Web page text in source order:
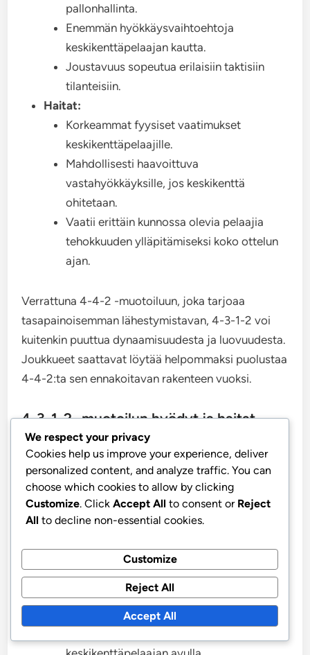
pallonhallinta.
Enemmän hyökkäysvaihtoehtoja
keskikenttäpelaajan kautta.
Joustavuus sopeutua erilaisiin taktisiin
tilanteisiin.
Haitat:
Korkeammat fyysiset vaatimukset
keskikenttäpelaajille.
Mahdollisesti haavoittuva
vastahyökkäyksille, jos keskikenttä
ohitetaan.
Vaatii erittäin kunnossa olevia pelaajia
tehokkuuden ylläpitämiseksi koko ottelun
ajan.
Verrattuna 4-4-2 -muotoiluun, joka tarjoaa
tasapainoisemman lähestymistavan, 4-3-1-2 voi
kuitenkin puuttua dynaamisuudesta ja luovuudesta.
Joukkueet saattavat löytää helpommaksi puolustaa
4-4-2:ta sen ennakoitavan rakenteen vuoksi.
4-3-1-2 -muotoilun hyödyt ja haitat
verrattuna 3-5-2:een
Kun vertaillaan 4-3-1-2 -muotoilua 3-5-2:een,
molemmilla muotoiluilla on omat vahvuutensa ja
heikkoutensa. 3-5-2 voi tarjota leveyttä ja tukea
voi jättää joukkueen alttiiksi keskialueilla, jos
laitapuolustajat eivät seuraa tehokkaasti.
We respect your privacy
Cookies help us improve your experience, deliver
personalized content, and analyze traffic. You can
choose which cookies to allow by clicking
Customize. Click Accept All to consent or Reject
All to decline non-essential cookies.
Customize
Reject All
Accept All